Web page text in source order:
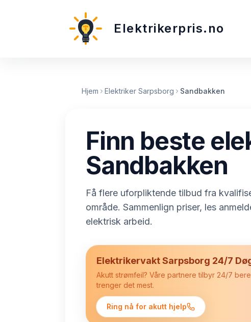
Elektrikerpris.no
Hjem Elektriker Sarpsborg Sandbakken
Finn beste
Sandbakken
Få flere uforpliktende tilbud fra
område. Sammenlign priser, les
elektrisk arbeid.
Elektrikervakt Sarpsborg 24/7
Akutt strømfeil? Våre partnere tilbyr 24/7
trenger det mest.
Ring nå for akutt hjelp